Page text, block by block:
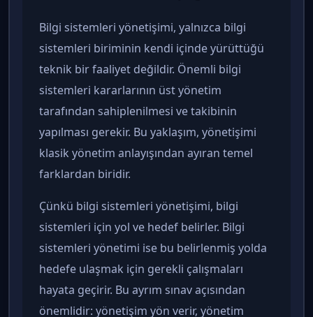
Bilgi sistemleri yönetişimi, yalnızca bilgi
sistemleri biriminin kendi içinde yürüttüğü
teknik bir faaliyet değildir. Önemli bilgi
sistemleri kararlarının üst yönetim
tarafından sahiplenilmesi ve takibinin
yapılması gerekir. Bu yaklaşım, yönetişimi
klasik yönetim anlayışından ayıran temel
farklardan biridir.
Çünkü bilgi sistemleri yönetişimi, bilgi
sistemleri için yol ve hedef belirler. Bilgi
sistemleri yönetimi ise bu belirlenmiş yolda
hedefe ulaşmak için gerekli çalışmaları
hayata geçirir. Bu ayrım sınav açısından
önemlidir: yönetişim yön verir, yönetim